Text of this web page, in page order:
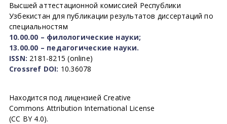
Высшей аттестационной комиссией Республики
Узбекистан для публикации результатов диссертаций по
специальностям
10.00.00 – филологические науки;
13.00.00 – педагогические науки.
ISSN: 2181-8215 (online)
Crossref DOI: 10.36078
Находится под лицензией Creative
Commons Attribution International License
(CC BY 4.0).